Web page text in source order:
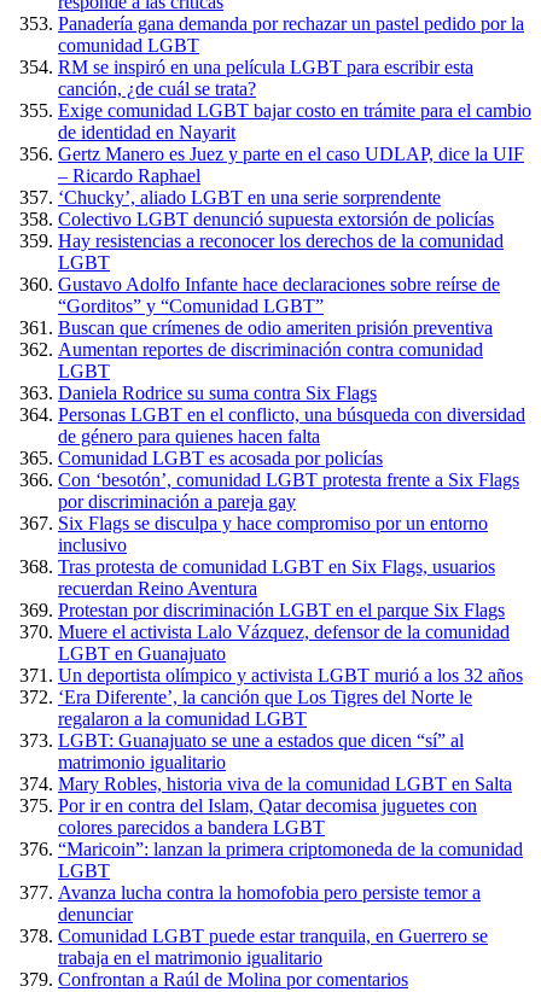
Panadería gana demanda por rechazar un pastel pedido por la
comunidad LGBT
RM se inspiró en una película LGBT para escribir esta
canción, ¿de cuál se trata?
Exige comunidad LGBT bajar costo en trámite para el cambio
de identidad en Nayarit
Gertz Manero es Juez y parte en el caso UDLAP, dice la UIF
– Ricardo Raphael
‘Chucky’, aliado LGBT en una serie sorprendente
Colectivo LGBT denunció supuesta extorsión de policías
Hay resistencias a reconocer los derechos de la comunidad
LGBT
Gustavo Adolfo Infante hace declaraciones sobre reírse de
“Gorditos” y “Comunidad LGBT”
Buscan que crímenes de odio ameriten prisión preventiva
Aumentan reportes de discriminación contra comunidad
LGBT
Daniela Rodrice su suma contra Six Flags
Personas LGBT en el conflicto, una búsqueda con diversidad
de género para quienes hacen falta
Comunidad LGBT es acosada por policías
Con ‘besotón’, comunidad LGBT protesta frente a Six Flags
por discriminación a pareja gay
Six Flags se disculpa y hace compromiso por un entorno
inclusivo
Tras protesta de comunidad LGBT en Six Flags, usuarios
recuerdan Reino Aventura
Protestan por discriminación LGBT en el parque Six Flags
Muere el activista Lalo Vázquez, defensor de la comunidad
LGBT en Guanajuato
Un deportista olímpico y activista LGBT murió a los 32 años
‘Era Diferente’, la canción que Los Tigres del Norte le
regalaron a la comunidad LGBT
LGBT: Guanajuato se une a estados que dicen “sí” al
matrimonio igualitario
Mary Robles, historia viva de la comunidad LGBT en Salta
Por ir en contra del Islam, Qatar decomisa juguetes con
colores parecidos a bandera LGBT
“Maricoin”: lanzan la primera criptomoneda de la comunidad
LGBT
Avanza lucha contra la homofobia pero persiste temor a
denunciar
Comunidad LGBT puede estar tranquila, en Guerrero se
trabaja en el matrimonio igualitario
Confrontan a Raúl de Molina por comentarios